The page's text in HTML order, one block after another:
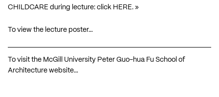
CHILDCARE during lecture: click HERE. »
To view the lecture poster…
To visit the McGill University Peter Guo-hua Fu School of
Architecture website…